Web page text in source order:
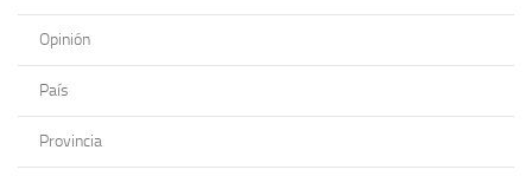
Opinión
País
Provincia